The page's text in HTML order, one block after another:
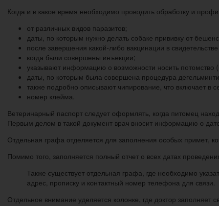
Когда и в какое время необходимо проводить обработку и
от различных видов паразитов;
даты, по которым нужно делать собаке прививку от
после завершения какой-либо вакцинации в
когда были совершены инъекции;
указывают информацию о возможности носить потомство
даты, по которым была совершена процедура
также подробно описывают чипирование, что включает в
номер клейма.
Ветеринарный паспорт следует оформлять, когда питомец
Первым делом в такой документ врач вносит информацию о
Отдельная графа отделяется для заполнения особых примет,
Помимо того, заполняется полный отчет о всех датах
Также существует отдельная графа, где необходимо
адрес, прописку и контактный номер телефона для связи.
Отдельное внимание уделяется колонке, где доктор